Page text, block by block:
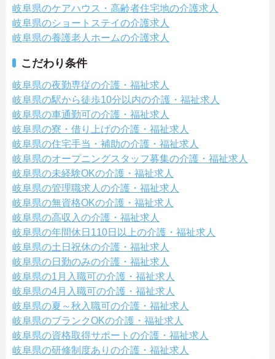
岐阜県のケアハウス・高齢者住宅地の介護求人
岐阜県のショートステイの介護求人
岐阜県の養護老人ホームの介護求人
こだわり条件
岐阜県の夜勤専従の介護・福祉求人
岐阜県の駅から徒歩10分以内の介護・福祉求人
岐阜県の車通勤可の介護・福祉求人
岐阜県の寮・借り上げの介護・福祉求人
岐阜県の住宅手当・補助の介護・福祉求人
岐阜県のオープニングスタッフ募集の介護・福祉求人
岐阜県の未経験OKの介護・福祉求人
岐阜県の管理職求人の介護・福祉求人
岐阜県の無資格OKの介護・福祉求人
岐阜県の高収入の介護・福祉求人
岐阜県の年間休日110日以上の介護・福祉求人
岐阜県の土日祝休の介護・福祉求人
岐阜県の日勤のみの介護・福祉求人
岐阜県の1月入職可の介護・福祉求人
岐阜県の4月入職可の介護・福祉求人
岐阜県の夏～秋入職可の介護・福祉求人
岐阜県のブランクOKの介護・福祉求人
岐阜県の資格取得サポートの介護・福祉求人
岐阜県の研修制度ありの介護・福祉求人